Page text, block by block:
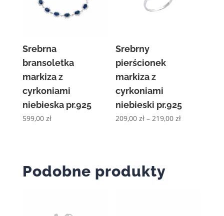
Srebrna
bransoletka
markiza z
cyrkoniami
niebieska pr.925
599,00 zł
Srebrny
pierścionek
markiza z
cyrkoniami
niebieski pr.925
209,00zł – 219,00złZakres
Podobne produkty